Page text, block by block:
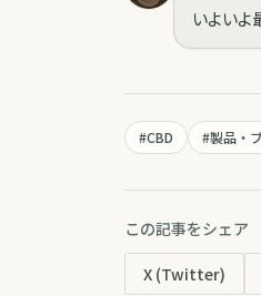
いよいよ
#CBD #製品・
この記事をシェア
X (Twitter)